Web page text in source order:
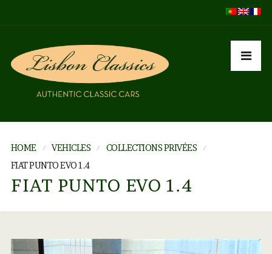
HOME VEHICLES
COLLECTIONS PRIVÉES
FIAT PUNTO EVO 1.4
FIAT PUNTO EVO 1.4